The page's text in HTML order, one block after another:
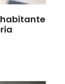
habitante